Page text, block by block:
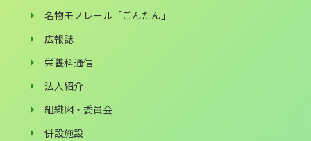
名物モノレール「ごんたん」
広報誌
栄養科通信
法人紹介
組織図・委員会
併設施設